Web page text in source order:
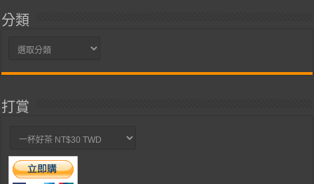
分類
分
打賞